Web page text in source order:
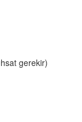
gerekir)